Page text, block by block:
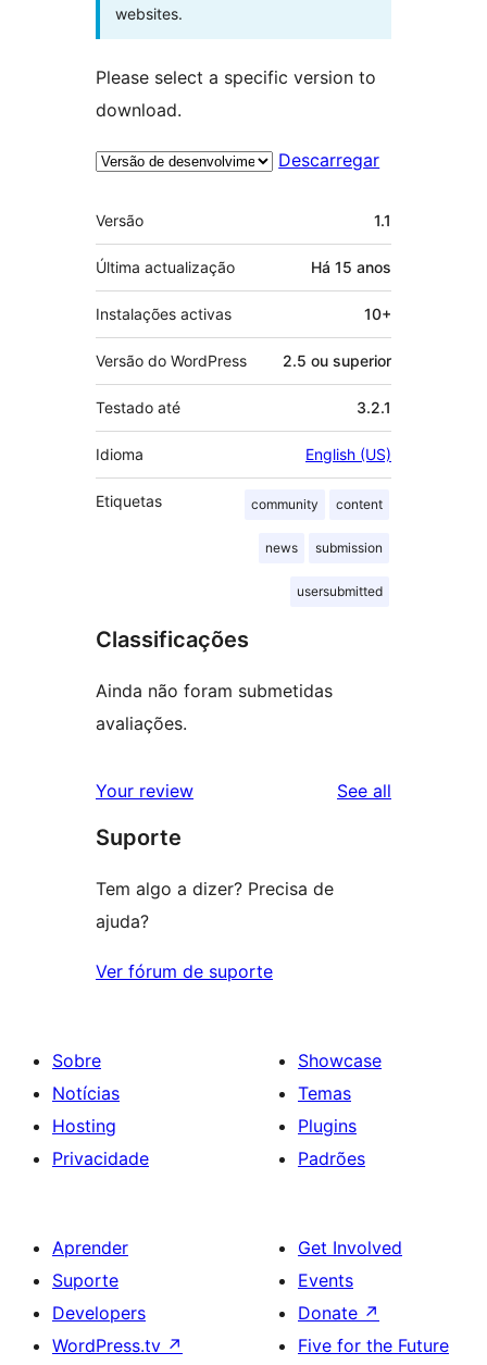
websites.
Please select a specific version to
download.
Descarregar
Metadados
Versão 1.1
Última actualização Há 15 anos
Instalações activas 10+
Versão do WordPress 2.5 ou superior
Testado até 3.2.1
Idioma English (US)
Etiquetas community content
news submission
usersubmitted
Classificações
Ainda não foram submetidas
avaliações.
Your review See all
Suporte
Tem algo a dizer? Precisa de
ajuda?
Ver fórum de suporte
Sobre
Notícias
Hosting
Privacidade
Showcase
Temas
Plugins
Padrões
Aprender
Suporte
Developers
WordPress.tv ↗
Get Involved
Events
Donate ↗
Five for the Future